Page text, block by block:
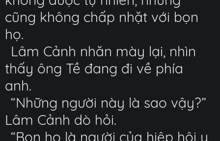
cũng không chấp nhặt với bọn
họ.
Lâm Cảnh nhăn mày lại, nhìn
thấy ông Tề đang đi về phía
anh.
“Những người này là sao vậy?”
Lâm Cảnh dò hỏi.
“Bọn họ là người của hiệp hội y